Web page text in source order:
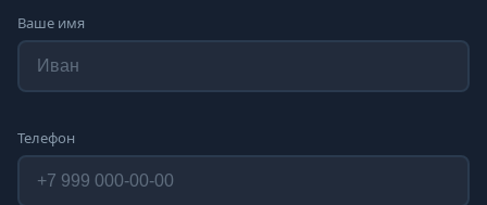
Ваше имя
Телефон